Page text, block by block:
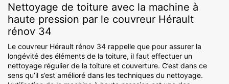
Nettoyage de toiture avec la machine à
haute pression par le couvreur Hérault
rénov 34
Le couvreur Hérault rénov 34 rappelle que pour assurer la
longévité des éléments de la toiture, il faut effectuer un
nettoyage régulier de la toiture et couverture. C’est dans ce
sens qu’il s’est amélioré dans les techniques du nettoyage.